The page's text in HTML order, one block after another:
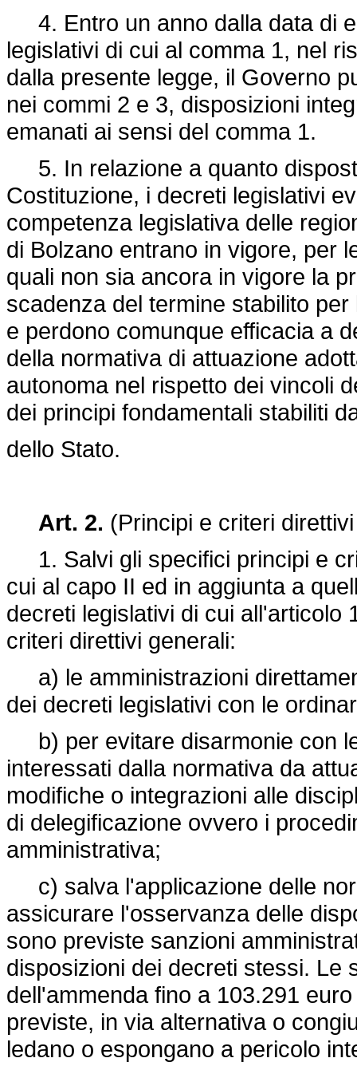
4. Entro un anno dalla data di
legislativi di cui al comma 1, nel
dalla presente legge, il Governo
nei commi 2 e 3, disposizioni
emanati ai sensi del comma 1.
5. In relazione a quanto
Costituzione, i decreti legislativi
competenza legislativa delle
di Bolzano entrano in vigore, per
quali non sia ancora in vigore la
scadenza del termine stabilito
e perdono comunque efficacia a
della normativa di attuazione
autonoma nel rispetto dei vincoli
dei principi fondamentali stabiliti
dello Stato.
Art. 2. (Principi e criteri
1. Salvi gli specifici principi e
cui al capo II ed in aggiunta a
decreti legislativi di cui all'articolo
criteri direttivi generali:
a) le amministrazioni
dei decreti legislativi con le
b) per evitare disarmonie con
interessati dalla normativa da
modifiche o integrazioni alle
di delegificazione ovvero i
amministrativa;
c) salva l'applicazione delle
assicurare l'osservanza delle
sono previste sanzioni
disposizioni dei decreti stessi. Le
dell'ammenda fino a 103.291
previste, in via alternativa o
ledano o espongano a pericolo